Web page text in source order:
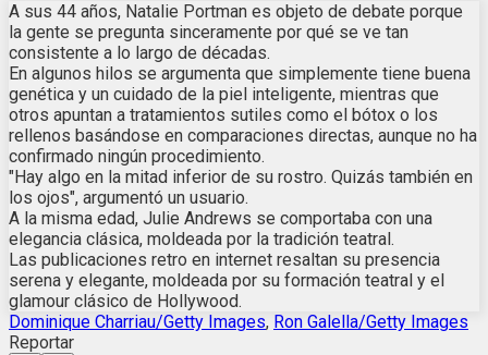
A sus 44 años, Natalie Portman es objeto de debate porque
la gente se pregunta sinceramente por qué se ve tan
consistente a lo largo de décadas.
En algunos hilos se argumenta que simplemente tiene buena
genética y un cuidado de la piel inteligente, mientras que
otros apuntan a tratamientos sutiles como el bótox o los
rellenos basándose en comparaciones directas, aunque no ha
confirmado ningún procedimiento.
"Hay algo en la mitad inferior de su rostro. Quizás también en
los ojos", argumentó un usuario.
A la misma edad, Julie Andrews se comportaba con una
elegancia clásica, moldeada por la tradición teatral.
Las publicaciones retro en internet resaltan su presencia
serena y elegante, moldeada por su formación teatral y el
glamour clásico de Hollywood.
Dominique Charriau/Getty Images, Ron Galella/Getty Images
Reportar